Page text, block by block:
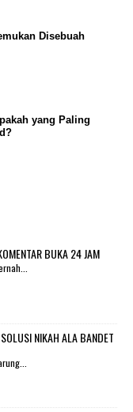
Disebuah
yang Paling
BUKA 24 JAM
NIKAH ALA BANDET